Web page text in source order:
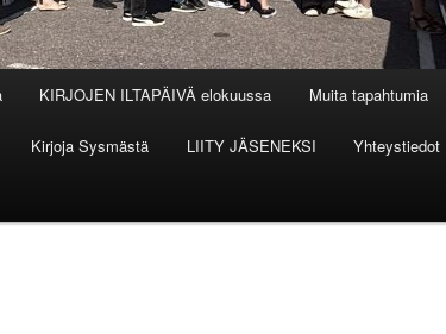
KIRJOJEN ILTAPÄIVÄ elokuussa Muita tapahtumia
Kirjoja Sysmästä LIITY JÄSENEKSI Yhteystiedot